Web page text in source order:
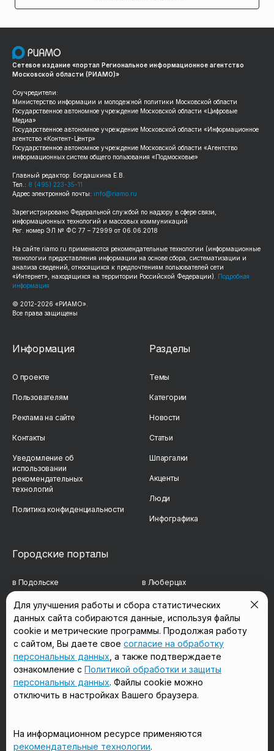
Сетевое издание «портал Региональное информационное агентство
Московской области (РИАМО)»
Соучредители:
Министерство информации и молодежной политики Московской области
Государственное автономное учреждение Московской области «Цифровые
Медиа»
Государственное автономное учреждение Московской области «Информационное
агентство «Контент-Центр»
Государственное автономное учреждение Московской области «Агентство
информационных систем общего пользования «Подмосковье»
Главный редактор: Богдашкина Е.В.
Тел.: 8 (495) 223-35-11
Адрес электронной почты: info@riamo.ru
Зарегистрировано Федеральной службой по надзору в сфере связи,
информационных технологий и массовых коммуникаций
Рег. номер ЭЛ № ФС 77 – 72999 от 06.06.2018
На сайте riamo.ru применяются рекомендательные технологии (информационные
технологии предоставления информации на основе сбора, систематизации и
анализа сведений, относящихся к предпочтениям пользователей сети
«Интернет», находящихся на территории Российской Федерации).
Подробная
информация
© 2012-2026 «РИАМО».
Все права защищены
Информация
О проекте
Пользователям
Реклама на сайте
Контакты
Уведомление об
использовании
рекомендательных
технологий
Политика конфиденциальности
Разделы
Темы
Категории
Новости
Статьи
Шпаргалки
Акценты
Люди
Инфографика
Городские порталы
в Подольске в Люберцах
в Мытищах в Красногорске
в Реутове в Королёве
в Балашихе в Домодедово
в Сергиевом Посаде в Щёлково
Мы в соцсетях
Для улучшения работы и сбора статистических
данных сайта собираются данные, используя файлы
cookie и метрические программы. Продолжая работу
с сайтом, Вы даете свое согласие на обработку
персональных данных , а также подтверждаете
ознакомление с Политикой обработки и защиты
персональных данных. Файлы cookie можно
отключить в настройках Вашего браузера.
На информационном ресурсе применяются
рекомендательные технологии.